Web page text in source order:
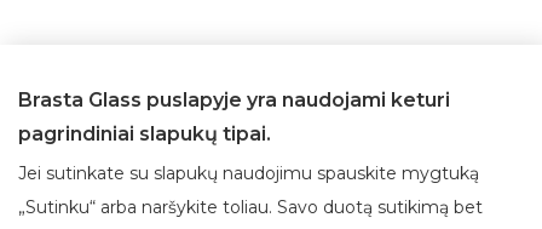
Brasta Glass puslapyje yra naudojami keturi
pagrindiniai slapukų tipai.
Jei sutinkate su slapukų naudojimu spauskite mygtuką
„Sutinku“ arba naršykite toliau. Savo duotą sutikimą bet